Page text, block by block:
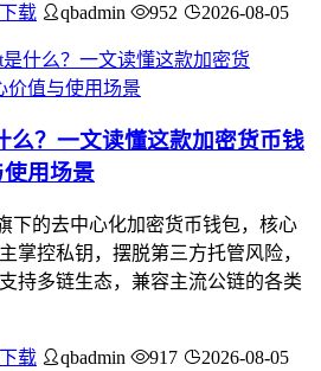
载 qbadmin 952 2026-08-05
么？一文读懂这款加密货币钱
用场景
下的去中心化加密货币钱包，核心
掌控私钥，摆脱第三方托管风险，
持多链生态，兼容主流公链的各类
载 qbadmin 917 2026-08-05